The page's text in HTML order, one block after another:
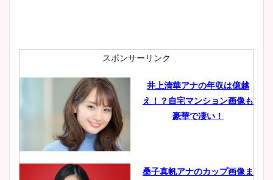
肉も凄い！
鈴木唯の太ってた時の体重が
ヤバすぎww原因や痩せたダ
スポンサーリンク
井上清華アナの年収は億越
え！？自宅マンション画像も
豪華で凄い！
桑子真帆アナのカップ画像ま